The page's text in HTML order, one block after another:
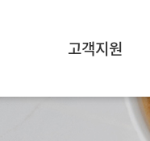
고객지원